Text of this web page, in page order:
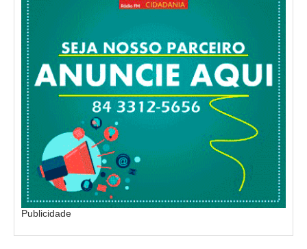
Publicidade